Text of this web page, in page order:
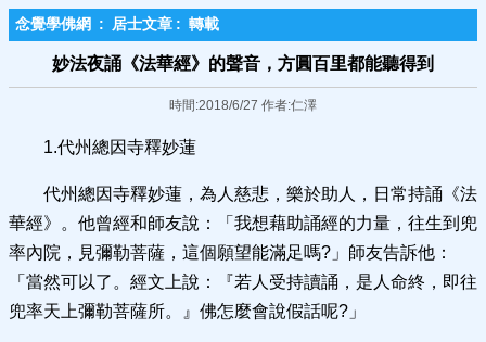
念覺學佛網 : 居士文章 : 轉載
妙法夜誦《法華經》的聲音，方圓百里都能聽得到
時間:2018/6/27 作者:仁澤
1.代州總因寺釋妙蓮
代州總因寺釋妙蓮，為人慈悲，樂於助人，日常持誦《法
華經》。他曾經和師友說：「我想藉助誦經的力量，往生到兜
率內院，見彌勒菩薩，這個願望能滿足嗎?」師友告訴他：
「當然可以了。經文上說：『若人受持讀誦，是人命終，即往
兜率天上彌勒菩薩所。』佛怎麼會說假話呢?」